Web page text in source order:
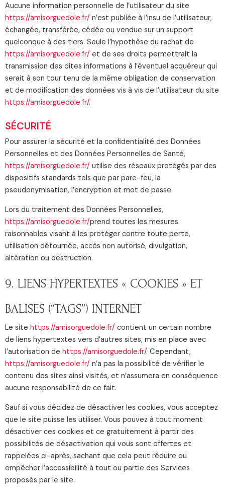
Aucune information personnelle de l’utilisateur du site
https://amisorguedole.fr/ n’est publiée à l’insu de l’utilisateur,
échangée, transférée, cédée ou vendue sur un support
quelconque à des tiers. Seule l’hypothèse du rachat de
https://amisorguedole.fr/ et de ses droits permettrait la
transmission des dites informations à l’éventuel acquéreur qui
serait à son tour tenu de la même obligation de conservation
et de modification des données vis à vis de l’utilisateur du site
https://amisorguedole.fr/.
SÉCURITÉ
Pour assurer la sécurité et la confidentialité des Données
Personnelles et des Données Personnelles de Santé,
https://amisorguedole.fr/ utilise des réseaux protégés par des
dispositifs standards tels que par pare-feu, la
pseudonymisation, l’encryption et mot de passe.
Lors du traitement des Données Personnelles,
https://amisorguedole.fr/prend toutes les mesures
raisonnables visant à les protéger contre toute perte,
utilisation détournée, accès non autorisé, divulgation,
altération ou destruction.
9. LIENS HYPERTEXTES « COOKIES » ET
BALISES (“TAGS”) INTERNET
Le site https://amisorguedole.fr/ contient un certain nombre
de liens hypertextes vers d’autres sites, mis en place avec
l’autorisation de https://amisorguedole.fr/. Cependant,
https://amisorguedole.fr/ n’a pas la possibilité de vérifier le
contenu des sites ainsi visités, et n’assumera en conséquence
aucune responsabilité de ce fait.
Sauf si vous décidez de désactiver les cookies, vous acceptez
que le site puisse les utiliser. Vous pouvez à tout moment
désactiver ces cookies et ce gratuitement à partir des
possibilités de désactivation qui vous sont offertes et
rappelées ci-après, sachant que cela peut réduire ou
empêcher l’accessibilité à tout ou partie des Services
proposés par le site.